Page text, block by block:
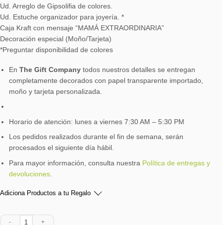
Ud. Arreglo de Gipsolifia de colores.
Ud. Estuche organizador para joyería. *
Caja Kraft con mensaje “MAMÁ EXTRAORDINARIA”
Decoración especial (Moño/Tarjeta)
*Preguntar disponibilidad de colores
En The Gift Company todos nuestros detalles se entregan
completamente decorados con papel transparente importado,
moño y tarjeta personalizada.
Horario de atención: lunes a viernes 7:30 AM – 5:30 PM
Los pedidos realizados durante el fin de semana, serán
procesados el siguiente día hábil.
Para mayor información, consulta nuestra Política de entregas y
devoluciones
Adiciona Productos a tu Regalo
Caja Encanto y dulzura cantidad